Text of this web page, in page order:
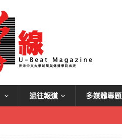
過往報道 多媒體專題